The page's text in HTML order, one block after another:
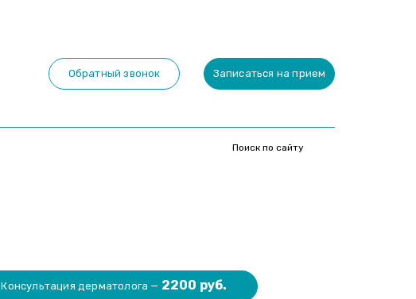
Обратный звонок Записаться на прием
Консультация дерматолога — 2200 руб.